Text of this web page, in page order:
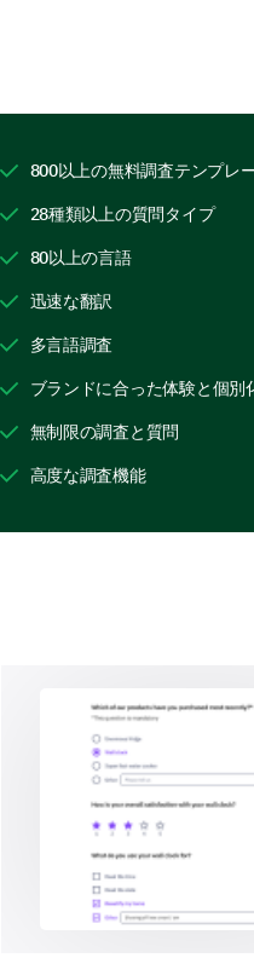
the product’s specific
meets your needs?
2 3
most valuable?
800以上の無料調査テンプレ
28種類以上の質問タイプ
80以上の言語
迅速な翻訳
多言語調査
ブランドに合った体験と個別
無制限の調査と質問
高度な調査機能